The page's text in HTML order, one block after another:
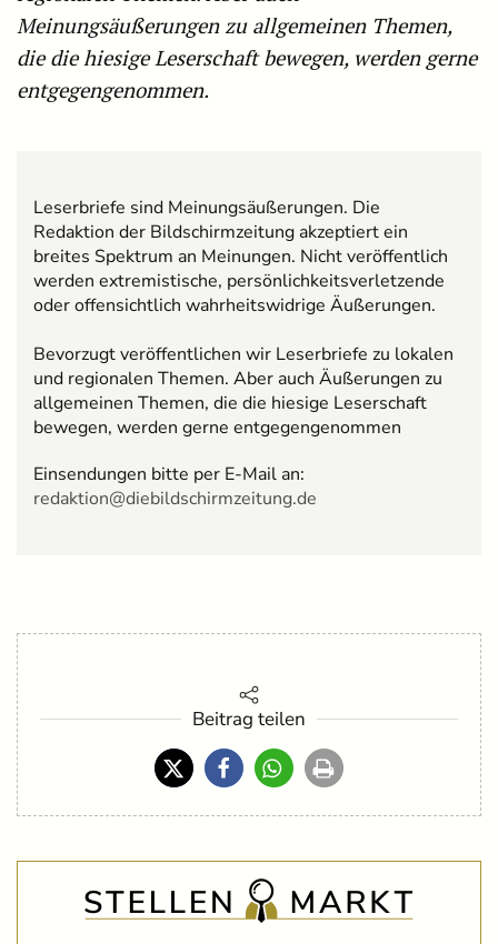
Meinungsäußerungen zu allgemeinen Themen,
die die hiesige Leserschaft bewegen, werden gerne
entgegengenommen.
Leserbriefe sind Meinungsäußerungen. Die
Redaktion der Bildschirmzeitung akzeptiert ein
breites Spektrum an Meinungen. Nicht veröffentlich
werden extremistische, persönlichkeitsverletzende
oder offensichtlich wahrheitswidrige Äußerungen.
Bevorzugt veröffentlichen wir Leserbriefe zu lokalen
und regionalen Themen. Aber auch Äußerungen zu
allgemeinen Themen, die die hiesige Leserschaft
bewegen, werden gerne entgegengenommen
Einsendungen bitte per E-Mail an:
redaktion@diebildschirmzeitung.de
Beitrag teilen